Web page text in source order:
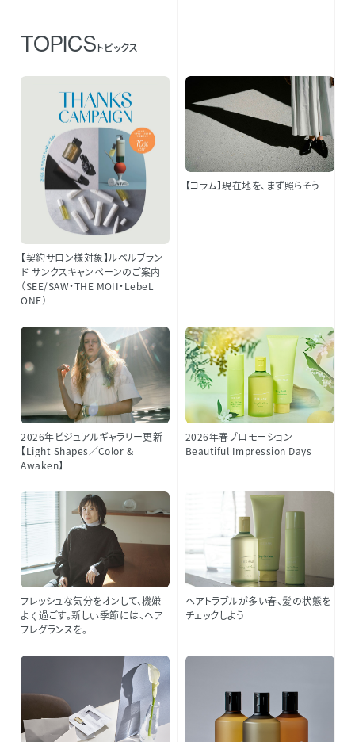
TOPICS トピックス
【契約サロン様対象】ルベルブラン
ド サンクスキャンペーンのご案内
（SEE/SAW・THE MOII・LebeL
ONE）
【コラム】現在地を、まず照らそう
2026年ビジュアルギャラリー更新
【Light Shapes／Color &
Awaken】
2026年春プロモーション
Beautiful Impression Days
フレッシュな​​気分を​​オンして、機嫌​
よく​​過ごす。​新しい​​季節には、​​ヘア
フレグランスを。
ヘアトラブルが多い春、髪の状態を
チェックしよう